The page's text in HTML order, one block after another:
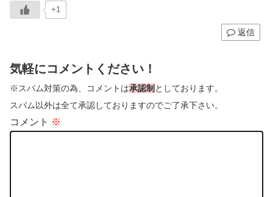
+1
返信
気軽にコメントください！
※スパム対策の為、コメントは承認制 としております。
スパム以外は全て承認しておりますのでご了承下さい。
コメント ※